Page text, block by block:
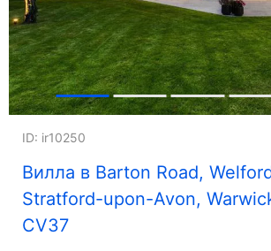
Вилла в Barton Road,
Stratford-upon-Avon,
CV37
ID: ir10250